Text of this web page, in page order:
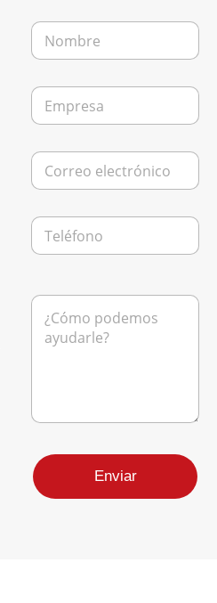
N
m
r
e
*
E
p
e
s
a
C
r
e
o
e
e
c
o
T
l
f
oM
*
o
r
r
Enviar